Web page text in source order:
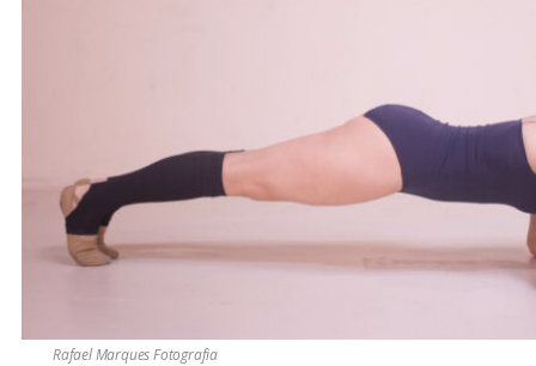
Rafael Marques Fotografia